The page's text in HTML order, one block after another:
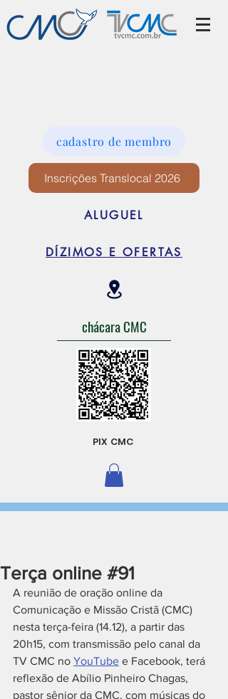
cadastro de membro
Inscrições Translocal 2026
ALUGUEL
DÍZIMOS E OFERTAS
chácara CMC
PIX CMC
Terça online #91
A reunião de oração online da
Comunicação e Missão Cristã (CMC)
nesta terça-feira (14.12), a partir das
20h15, com transmissão pelo canal da
TV CMC no YouTube e Facebook, terá
reflexão de Abílio Pinheiro Chagas,
pastor sênior da CMC, com músicas do